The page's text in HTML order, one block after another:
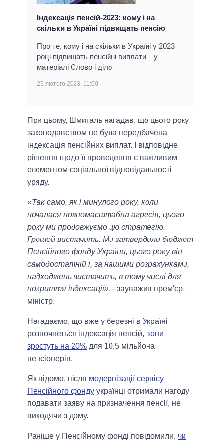
Індексація пенсій-2023: кому і на
скільки в Україні підвищать пенсію
Про те, кому і на скільки в Україні у 2023
році підвищать пенсійні виплати – у
матеріалі Слово і діло
25 лютого 2023, 11:00
При цьому, Шмигаль нагадав, що цього року
законодавством не була передбачена
індексація пенсійних виплат. І відповідне
рішення щодо її проведення є важливим
елементом соціальної відповідальності
уряду.
«Так само, як і минулого року, коли
почалася повномасштабна агресія, цього
року ми продовжуємо цю стратегію.
Грошей вистачить. Ми затвердили бюджет
Пенсійного фонду України, цього року він
самодостатній і, за нашими розрахунками,
надходжень вистачить, в тому числі для
покриття індексації», - зауважив прем'єр-
міністр.
Нагадаємо, що вже у березні в Україні
розпочнеться індексація пенсій, вони
зростуть на 20% для 10,5 мільйона
пенсіонерів.
Як відомо, після модернізації сервісу
Пенсійного фонду українці отримали нагоду
подавати заяву на призначення пенсії, не
виходячи з дому.
Раніше у Пенсійному фонді повідомили, чи